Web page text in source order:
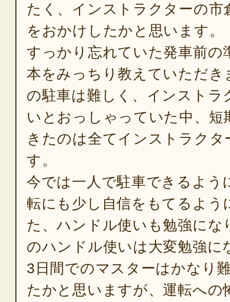
たく、インストラクターの市
をおかけしたかと思います。
すっかり忘れていた発車前の
本をみっちり教えていただき
の駐車は難しく、インストラ
いとおっしゃっていた中、短
きたのは全てインストラク
す。
今では一人で駐車できるよう
転にも少し自信をもてるよう
た、ハンドル使いも勉強にな
のハンドル使いは大変勉強に
3日間でのマスターはかなり
たかと思いますが、運転への